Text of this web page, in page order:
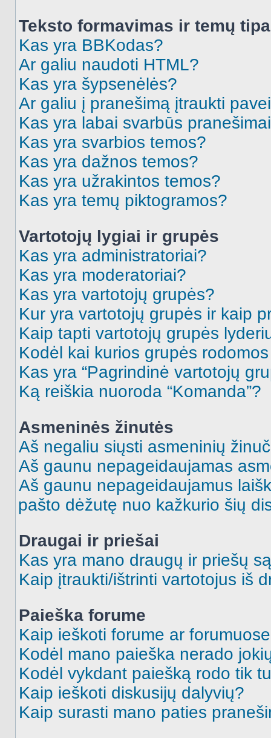
Teksto formavimas ir temų
Kas yra BBKodas?
Ar galiu naudoti HTML?
Kas yra šypsenėlės?
Ar galiu į pranešimą įtraukti
Kas yra labai svarbūs
Kas yra svarbios temos?
Kas yra dažnos temos?
Kas yra užrakintos temos?
Kas yra temų piktogramos?
Vartotojų lygiai ir grupės
Kas yra administratoriai?
Kas yra moderatoriai?
Kas yra vartotojų grupės?
Kur yra vartotojų grupės ir kaip
Kaip tapti vartotojų grupės
Kodėl kai kurios grupės
Kas yra “Pagrindinė vartotojų
Ką reiškia nuoroda “Komanda”?
Asmeninės žinutės
Aš negaliu siųsti asmeninių
Aš gaunu nepageidaujamas
Aš gaunu nepageidaujamus
pašto dėžutę nuo kažkurio šių
Draugai ir priešai
Kas yra mano draugų ir priešų
Kaip įtraukti/ištrinti vartotojus iš
Paieška forume
Kaip ieškoti forume ar
Kodėl mano paieška nerado
Kodėl vykdant paiešką rodo tik
Kaip ieškoti diskusijų dalyvių?
Kaip surasti mano paties